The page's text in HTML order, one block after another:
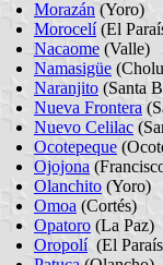
Morazán (Yoro)
Morocelí(El
Nacaome (Valle)
Namasigüe
Naranjito (Santa
Nueva Frontera
Nuevo Celilac
Ocotepeque
Ojojona
Olanchito (Yoro)
Omoa (Cortés)
Opatoro (La Paz)
Oropolí(El